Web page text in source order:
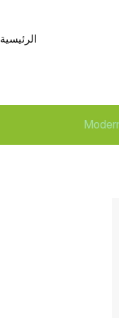
الرئيسية